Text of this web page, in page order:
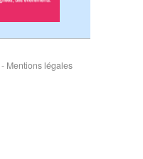
- Mentions légales